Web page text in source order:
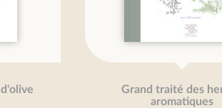
Grand traité des
comestibles